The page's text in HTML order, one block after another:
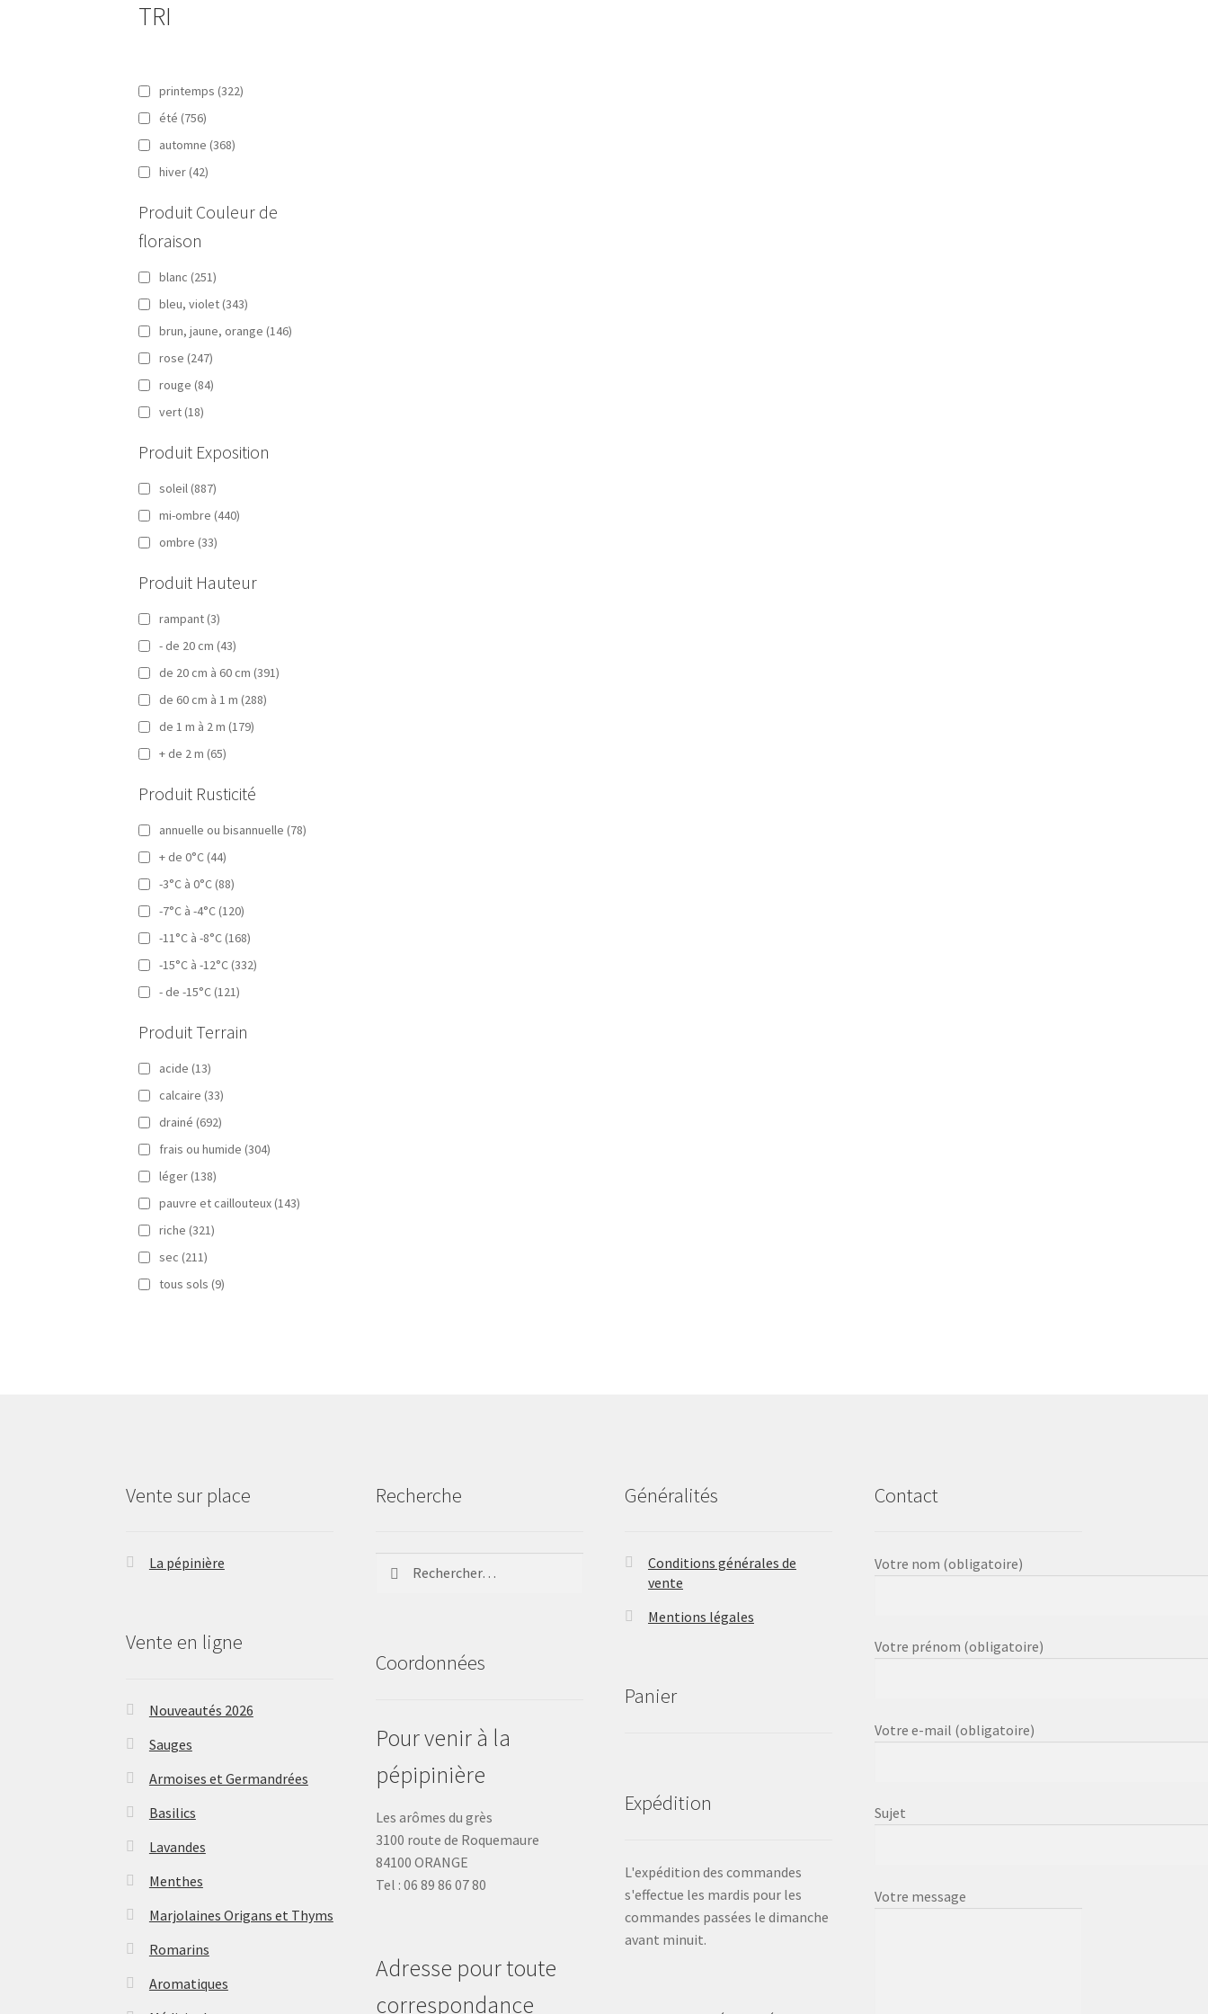
TRI
printemps (322)
été (756)
automne (368)
hiver (42)
Produit Couleur de
floraison
blanc (251)
bleu, violet (343)
brun, jaune, orange (146)
rose (247)
rouge (84)
vert (18)
Produit Exposition
soleil (887)
mi-ombre (440)
ombre (33)
Produit Hauteur
rampant (3)
- de 20 cm (43)
de 20 cm à 60 cm (391)
de 60 cm à 1 m (288)
de 1 m à 2 m (179)
+ de 2 m (65)
Produit Rusticité
annuelle ou bisannuelle (78)
+ de 0°C (44)
-3°C à 0°C (88)
-7°C à -4°C (120)
-11°C à -8°C (168)
-15°C à -12°C (332)
- de -15°C (121)
Produit Terrain
acide (13)
calcaire (33)
drainé (692)
frais ou humide (304)
léger (138)
pauvre et caillouteux (143)
riche (321)
sec (211)
tous sols (9)
Vente sur place
La pépinière
Vente en ligne
Nouveautés 2026
Sauges
Armoises et Germandrées
Basilics
Lavandes
Menthes
Marjolaines Origans et Thyms
Romarins
Aromatiques
Recherche
Coordonnées
Pour venir à la
pépipinière
Les arômes du grès
3100 route de Roquemaure
84100 ORANGE
Tel : 06 89 86 07 80
Adresse pour toute
correspondance
Généralités
Conditions générales de
vente
Mentions légales
Panier
Expédition
L'expédition des commandes
s'effectue les mardis pour les
commandes passées le dimanche
avant minuit.
Contact
Votre nom (obligatoire)
Votre prénom (obligatoire)
Votre e-mail (obligatoire)
Sujet
Votre message